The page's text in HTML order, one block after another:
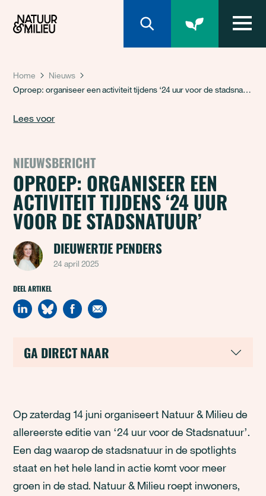
Home
Nieuws
Oproep: organiseer een activiteit tijdens ‘24 uur voor de stadsnatuur’
Lees voor
NIEUWSBERICHT
OPROEP: ORGANISEER EEN
ACTIVITEIT TIJDENS ‘24 UUR
VOOR DE STADSNATUUR’
DIEUWERTJE PENDERS
24 april 2025
DEEL ARTIKEL
GA DIRECT NAAR
Op zaterdag 14 juni organiseert Natuur & Milieu de
allereerste editie van ‘24 uur voor de Stadsnatuur’.
Een dag waarop de stadsnatuur in de spotlights
staat en het hele land in actie komt voor meer
groen in de stad. Natuur & Milieu roept inwoners,